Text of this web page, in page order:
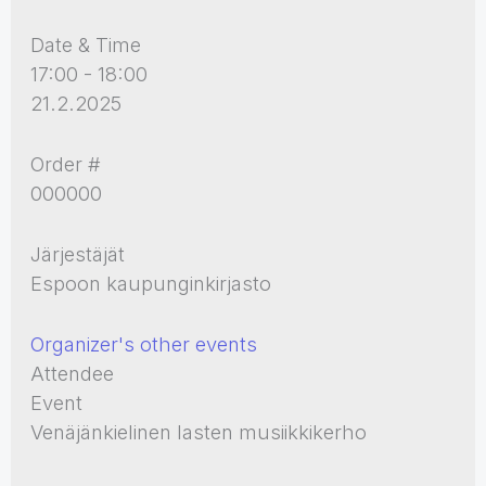
Date & Time
17:00 - 18:00
21.2.2025
Order #
000000
Järjestäjät
Espoon kaupunginkirjasto
Organizer's other events
Attendee
Event
Venäjänkielinen lasten musiikkikerho